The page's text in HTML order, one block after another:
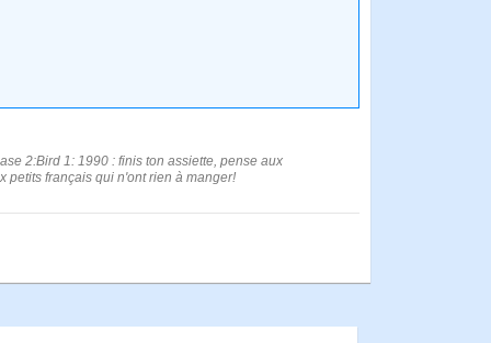
2:Bird 1: 1990 : finis ton assiette, pense aux
petits français qui n'ont rien à manger!